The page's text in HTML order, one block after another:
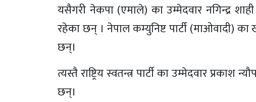
यसैगरी नेकपा (एमाले) का उम्मेदवार नगिन्द्र
रहेका छन् । नेपाल कम्युनिष्ट पार्टी (माओवादी)
छन्।
त्यस्तै राष्ट्रिय स्वतन्त्र पार्टी का उम्मेदवार प्रकाश
छन्।